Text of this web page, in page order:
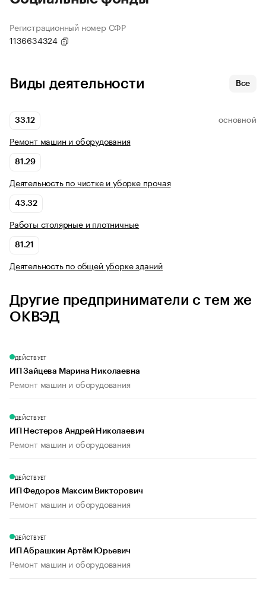
Регистрационный номер СФР
1136634324
Виды деятельности Все
33.12 ОСНОВНОЙ
Ремонт машин и оборудования
81.29
Деятельность по чистке и уборке прочая
43.32
Работы столярные и плотничные
81.21
Деятельность по общей уборке зданий
Другие предприниматели с тем же
ОКВЭД
ДЕЙСТВУЕТ
ИП Зайцева Марина Николаевна
Ремонт машин и оборудования
ДЕЙСТВУЕТ
ИП Нестеров Андрей Николаевич
Ремонт машин и оборудования
ДЕЙСТВУЕТ
ИП Федоров Максим Викторович
Ремонт машин и оборудования
ДЕЙСТВУЕТ
ИП Абрашкин Артём Юрьевич
Ремонт машин и оборудования